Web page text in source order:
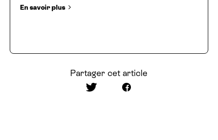
Partager cet article
Partager sur Twitter
Partager sur Facebook
En savoir plus